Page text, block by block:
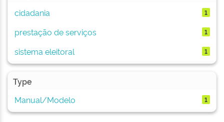
cidadania
1
prestação de serviços 1
sistema eleitoral 1
Type
Manual/Modelo
1